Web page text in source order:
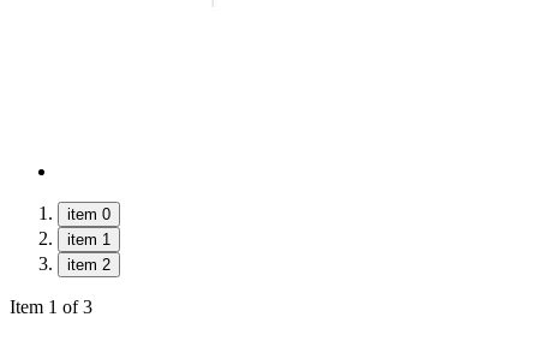
item 0
item 1
item 2
Item 1 of 3